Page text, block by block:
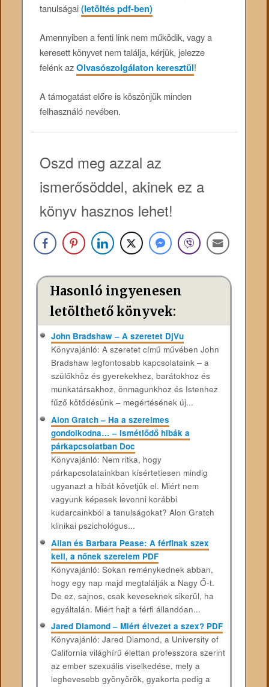
tanulságai(letöltés pdf-ben)
Amennyiben a fenti link nem működik, vagy a
keresett könyvet nem találja, kérjük, jelezze
felénk azOlvasószolgálaton keresztül!
A támogatást előre is köszönjük minden
felhasználó nevében.
Oszd meg azzal az
ismerősöddel, akinek ez a
könyv hasznos lehet!
Hasonló ingyenesen
letölthető könyvek:
John Bradshaw – A szeretet DjVu
Könyvajánló: A szeretet című művében John
Bradshaw legfontosabb kapcsolataink – a
szülőkhöz és gyerekekhez, barátokhoz és
munkatársakhoz, önmagunkhoz és Istenhez
fűző kötődésünk – megértésének új...
Alon Gratch – Ha a szerelmes
gondolkodna… – Ismétlődő hibák a
párkapcsolatban Doc
Könyvajánló: Nem ritka, hogy
párkapcsolatainkban kísértetiesen mindig
ugyanazt a hibát követjük el. Miért nem
vagyunk képesek levonni korábbi
kudarcainkból a tanulságokat? Alon Gratch
klinikai pszichológus...
Allan és Barbara Pease: A férfinak szex
kell, a nőnek szerelem PDF
Könyvajánló: Sokan reménykednek abban,
hogy egy nap majd megtalálják a Nagy Ő-t.
De ez, sajnos, csak keveseknek sikerül, ha
egyáltalán. Miért hajt a férfi állandóan...
Jared Diamond – Miért élvezet a szex? PDF
Könyvajánló: Jared Diamond, a University of
California világhírű élettan professzora szerint
az ember szexuális viselkedése, mely a
leghevesebb gyönyörök, gyakorta pedig a